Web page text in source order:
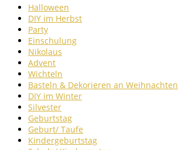
Halloween
DIY im Herbst
Party
Einschulung
Nikolaus
Advent
Wichteln
Basteln & Dekorieren an Weihnachten
DIY im Winter
Silvester
Geburtstag
Geburt/ Taufe
Kindergeburtstag